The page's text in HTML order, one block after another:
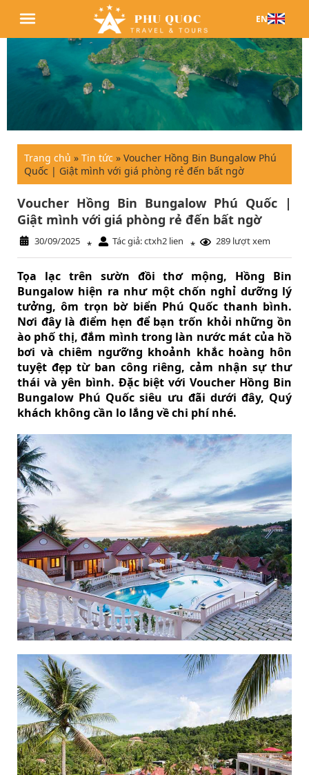
EN
Trang chủ » Tin tức » Voucher Hồng Bin Bungalow Phú
Quốc | Giật mình với giá phòng rẻ đến bất ngờ
Voucher Hồng Bin Bungalow Phú Quốc |
Giật mình với giá phòng rẻ đến bất ngờ
30/09/2025 * Tác giả: ctxh2 lien * 289 lượt xem
Tọa lạc trên sườn đồi thơ mộng, Hồng Bin
Bungalow hiện ra như một chốn nghỉ dưỡng lý
tưởng, ôm trọn bờ biển Phú Quốc thanh bình.
Nơi đây là điểm hẹn để bạn trốn khỏi những ồn
ào phố thị, đắm mình trong làn nước mát của hồ
bơi và chiêm ngưỡng khoảnh khắc hoàng hôn
tuyệt đẹp từ ban công riêng, cảm nhận sự thư
thái và yên bình. Đặc biệt với Voucher Hồng Bin
Bungalow Phú Quốc siêu ưu đãi dưới đây, Quý
khách không cần lo lắng về chi phí nhé.